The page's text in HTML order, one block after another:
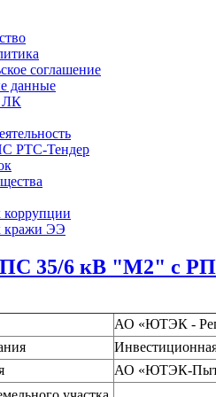
соглашение
данные
ЛК
РТС-Тендер
коррупции
кражи ЭЭ
ПС 35/6 кВ "М2" с
АО «ЮТЭК -
АО «ЮТЭК-